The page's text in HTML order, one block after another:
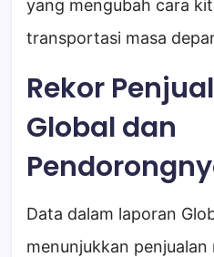
yang mengubah cara
transportasi masa
Rekor
Global dan
Data dalam laporan
menunjukkan